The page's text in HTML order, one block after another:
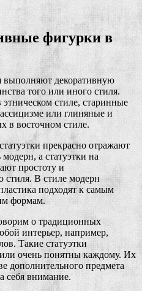
фигурки в
выполняют декоративную
того или иного стиля.
стиле, старинные
или глиняные и
в восточном стиле.
прекрасно отражают
а статуэтки на
простоту и
стиля. В стиле модерн
подходят к самым
формам.
о традиционных
интерьер, например,
Такие статуэтки
очень понятны каждому. Их
дополнительного предмета
себя внимание.